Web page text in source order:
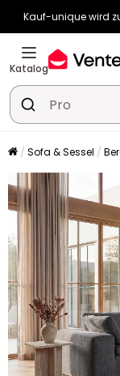
Kauf-unique wird
-10% ab
Katalog
Sofa & Sessel